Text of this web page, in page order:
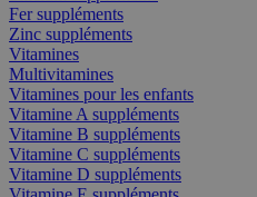
Fer suppléments
Zinc suppléments
Vitamines
Multivitamines
Vitamines pour les enfants
Vitamine A suppléments
Vitamine B suppléments
Vitamine C suppléments
Vitamine D suppléments